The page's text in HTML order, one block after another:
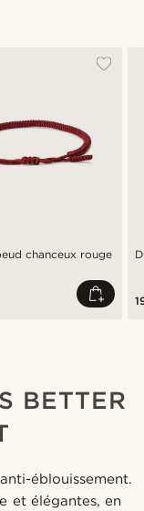
chanceux rouge
BETTER
éblouissement.
et élégantes, en